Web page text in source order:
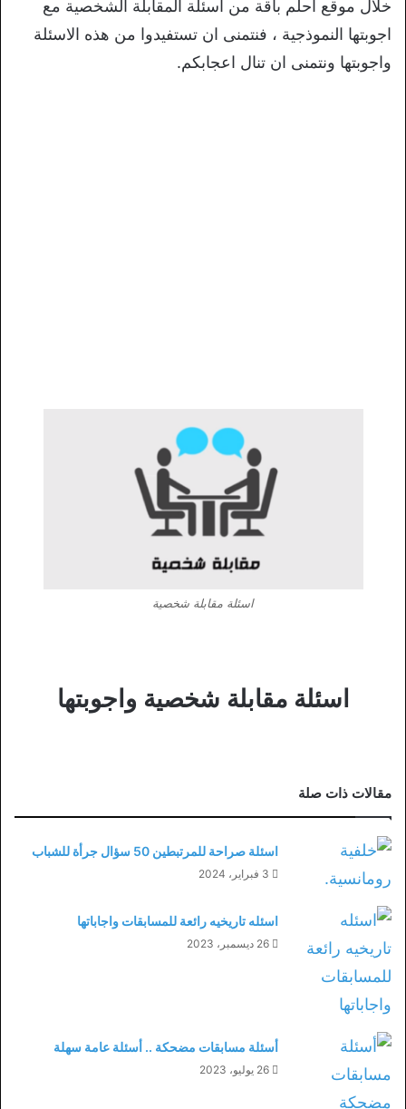
خلال موقع احلم باقة من اسئلة المقابلة الشخصية مع
اجوبتها النموذجية ، فنتمنى ان تستفيدوا من هذه الاسئلة
واجوبتها ونتمنى ان تنال اعجابكم.
اسئلة مقابلة شخصية
اسئلة مقابلة شخصية واجوبتها
مقالات ذات صلة
اسئلة صراحة للمرتبطين 50 سؤال جرأة للشباب
3 فبراير، 2024
اسئله تاريخيه رائعة للمسابقات واجاباتها
26 ديسمبر، 2023
أسئلة مسابقات مضحكة .. أسئلة عامة سهلة
26 يوليو، 2023